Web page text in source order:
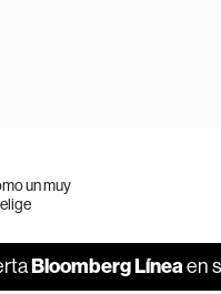
un muy
Bloomberg Líneaen